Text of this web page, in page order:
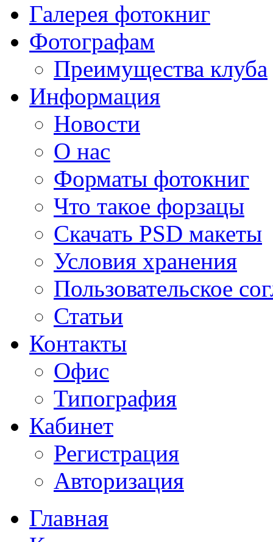
Галерея фотокниг
Фотографам
Преимущества клуба
Информация
Новости
О нас
Форматы фотокниг
Что такое форзацы
Скачать PSD макеты
Условия хранения
Пользовательское
Статьи
Контакты
Офис
Типография
Кабинет
Регистрация
Авторизация
Главная